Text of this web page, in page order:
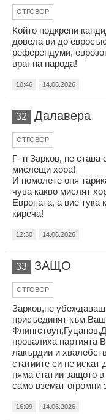
ОТГОВОР
Който подкрепи
довела ви до
референдуми,
враг на народа!
10:46 14.06.2026
32 Далавера
ОТГОВОР
Г- н Зарков, не
мислещи хора!
И помолете оня
чува какво мислят
Европата, а вие тука
киреча!
12:30 14.06.2026
33 ЗАЩО
ОТГОВОР
Зарков,не убеждаваш
присъединят към
провалиха партията
лакърдии и
статиите си не
няма статии защото
само вземат огромни
16:09 14.06.2026